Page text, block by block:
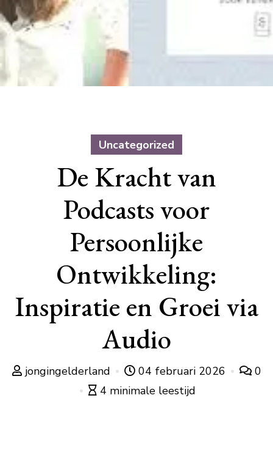
Uncategorized
De Kracht van
Podcasts voor
Persoonlijke
Ontwikkeling:
Inspiratie en Groei via
Audio
jongingelderland 04 februari 2026
0
4 minimale leestijd